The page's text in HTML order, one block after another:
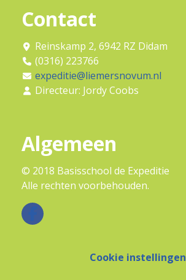
Contact
Reinskamp 2, 6942 RZ Didam
(0316) 223766
expeditie@liemersnovum.nl
Directeur: Jordy Coobs
Algemeen
© 2018 Basisschool de Expeditie
Alle rechten voorbehouden.
Cookie instellingen